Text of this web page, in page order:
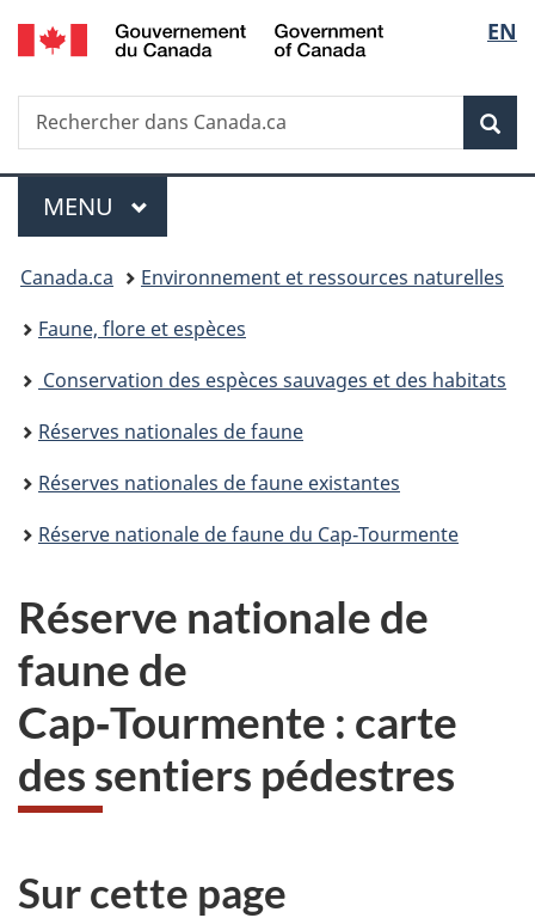
Passer
au
principal
Passer
à
Au
du
Passer
à
version
simplifiée
de
la
EN
Recherche
Rechercher
dans
Menu
MENU PRINCIPAL
Vous
êtes
ici :
Canada.ca
Environnement et ressources naturelles
Faune, flore et espèces
Conservation des espèces sauvages et des habitats
Réserves nationales de faune
Réserves nationales de faune existantes
Réserve nationale de faune du Cap‑Tourmente
Réserve nationale de
faune de
Cap‑Tourmente : carte
des sentiers pédestres
Sur cette page